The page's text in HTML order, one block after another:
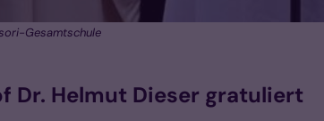
Gesamtschule
Dr. Helmut Dieser gratuliert